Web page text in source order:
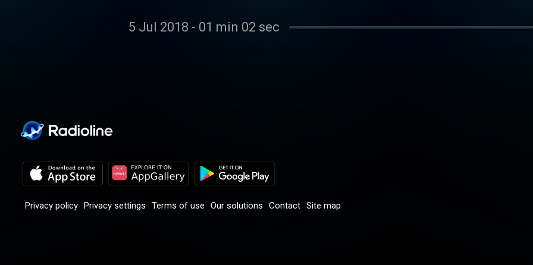
5 Jul 2018 - 01 min 02 sec
Privacy policy Privacy settings Terms of use Our solutions Contact Site map